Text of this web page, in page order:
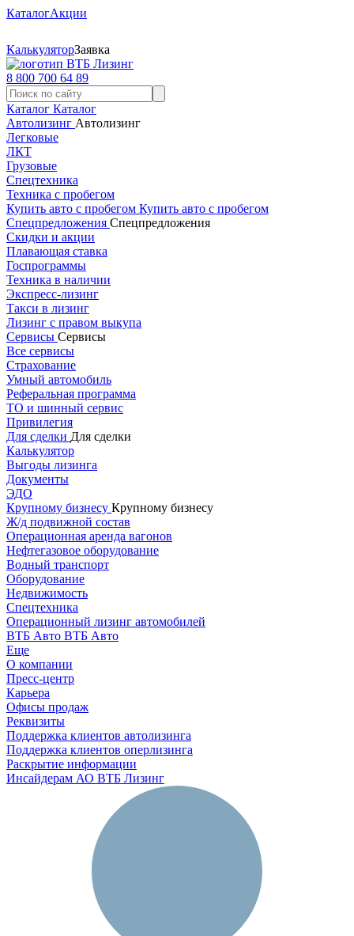
КаталогАкции
КалькуляторЗаявка
8 800 700 64 89
Каталог Каталог
Автолизинг Автолизинг
Легковые
ЛКТ
Грузовые
Спецтехника
Техника с пробегом
Купить авто с пробегом Купить авто с пробегом
Спецпредложения Спецпредложения
Скидки и акции
Плавающая ставка
Госпрограммы
Техника в наличии
Экспресс-лизинг
Такси в лизинг
Лизинг с правом выкупа
Сервисы Сервисы
Все сервисы
Страхование
Умный автомобиль
Реферальная программа
ТО и шинный сервис
Привилегия
Для сделки Для сделки
Калькулятор
Выгоды лизинга
Документы
ЭДО
Крупному бизнесу Крупному бизнесу
Ж/д подвижной состав
Операционная аренда вагонов
Нефтегазовое оборудование
Водный транспорт
Оборудование
Недвижимость
Спецтехника
Операционный лизинг автомобилей
ВТБ Авто ВТБ Авто
Еще
О компании
Пресс-центр
Карьера
Офисы продаж
Реквизиты
Поддержка клиентов автолизинга
Поддержка клиентов оперлизинга
Раскрытие информации
Инсайдерам АО ВТБ Лизинг